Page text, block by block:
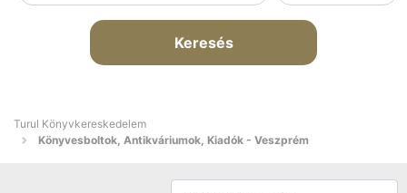
Keresés
Turul Könyvkereskedelem
Könyvesboltok, Antikváriumok, Kiadók - Veszprém